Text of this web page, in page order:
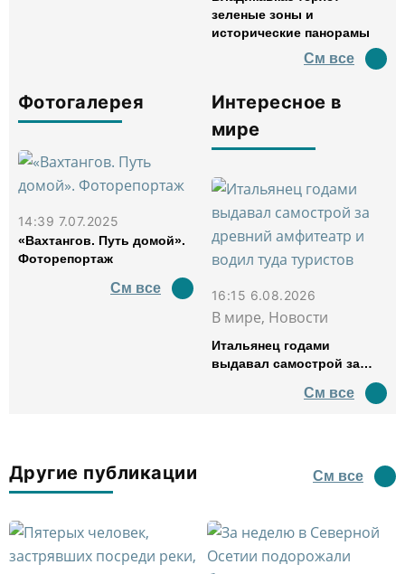
зеленые зоны и
исторические панорамы
См все
Фотогалерея
14:39 7.07.2025
«Вахтангов. Путь домой».
Фоторепортаж
См все
Интересное в
мире
16:15 6.08.2026
В мире, Новости
Итальянец годами
выдавал самострой за
водил туда туристов
См все
Другие публикации См все